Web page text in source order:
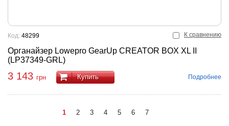
К сравнению
Органайзер Lowepro GearUp CREATOR BOX XL II
(LP37349-GRL)
Код: 48299
3 143 грн Купить Подробнее
1 2 3 4 5 6 7